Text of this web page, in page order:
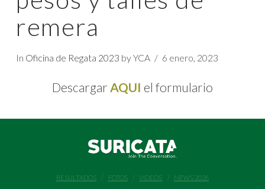
2027
remera
In Oficina de Regata 2023 by YCA 6 enero, 2023
Descargar AQUI el formulario
RESULTADOS FOTOS VIDEOS NEWS 2026